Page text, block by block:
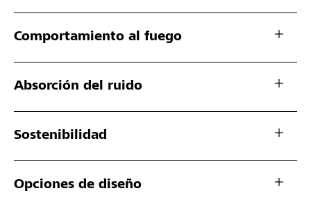
Comportamiento al fuego
Absorción del ruido
Sostenibilidad
Opciones de diseño